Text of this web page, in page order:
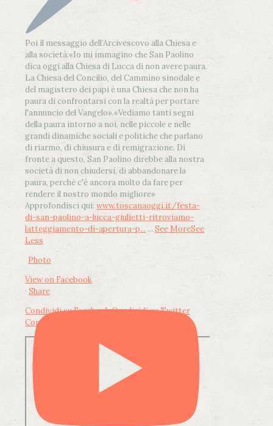
Poi il messaggio dell’Arcivescovo alla Chiesa e
alla società:«Io mi immagino che San Paolino
dica oggi alla Chiesa di Lucca di non avere paura.
La Chiesa del Concilio, del Cammino sinodale e
del magistero dei papi è una Chiesa che non ha
paura di confrontarsi con la realtà per portare
l'annuncio del Vangelo».«Vediamo tanti segni
della paura intorno a noi, nelle piccole e nelle
grandi dinamiche sociali e politiche che parlano
di riarmo, di chiusura e di remigrazione. Di
fronte a questo, San Paolino direbbe alla nostra
società di non chiudersi, di abbandonare la
paura, perché c'è ancora molto da fare per
rendere il nostro mondo migliore»
Approfondisci qui: www.toscanaoggi.it/festa-
di-san-paolino-a-lucca-giulietti-ritroviamo-
latteggiamento-di-apertura-p... ... See MoreSee
Less
Photo
View on Facebook
· Share
Condividi su FacebookCondividi su Twitter
Condividi su LinkedIn